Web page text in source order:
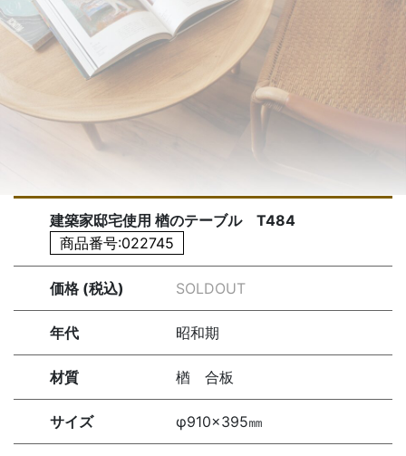
建築家邸宅使用 楢のテーブル T484
商品番号:022745
価格 (税込) SOLDOUT
年代 昭和期
材質 楢 合板
サイズ φ910×395㎜